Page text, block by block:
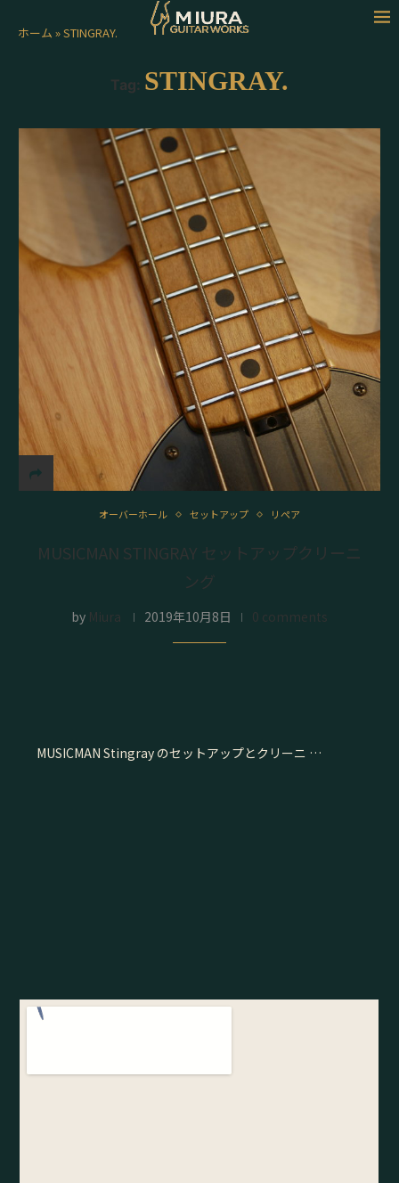
ホーム »STINGRAY.
Tag: STINGRAY.
オーバーホール セットアップ リペア
MUSICMAN STINGRAY セットアップクリーニ
ング
by Miura 2019年10月8日 0 comments
MUSICMAN Stingray のセットアップとクリーニ …